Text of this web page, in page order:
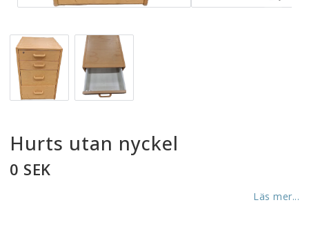
Hurts utan nyckel
0 SEK
Läs mer...